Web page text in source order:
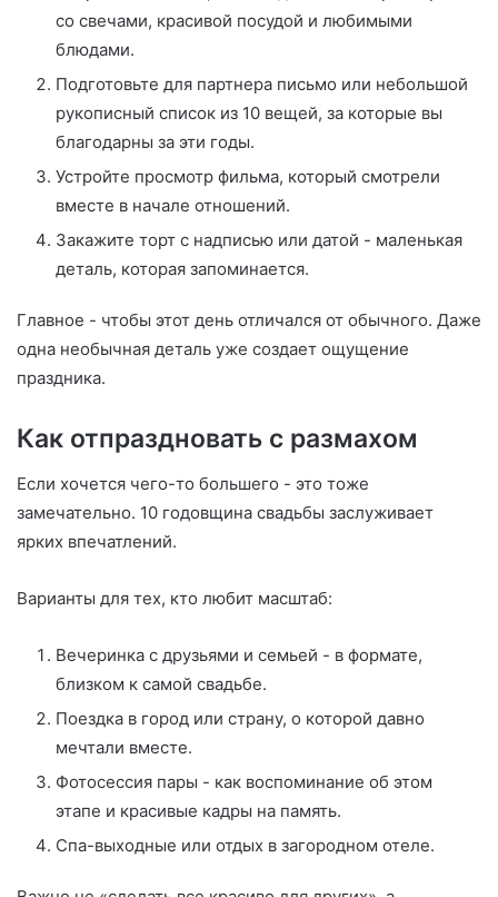
со свечами, красивой посудой и любимыми
блюдами.
Подготовьте для партнера письмо или небольшой
рукописный список из 10 вещей, за которые вы
благодарны за эти годы.
Устройте просмотр фильма, который смотрели
вместе в начале отношений.
Закажите торт с надписью или датой - маленькая
деталь, которая запоминается.
Главное - чтобы этот день отличался от обычного. Даже
одна необычная деталь уже создает ощущение
праздника.
Как отпраздновать с размахом
Если хочется чего-то большего - это тоже
замечательно. 10 годовщина свадьбы заслуживает
ярких впечатлений.
Варианты для тех, кто любит масштаб:
Вечеринка с друзьями и семьей - в формате,
близком к самой свадьбе.
Поездка в город или страну, о которой давно
мечтали вместе.
Фотосессия пары - как воспоминание об этом
этапе и красивые кадры на память.
Спа-выходные или отдых в загородном отеле.